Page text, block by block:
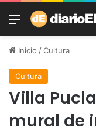
Menú
Inicio /Cultura
Cultura
Villa
mural de